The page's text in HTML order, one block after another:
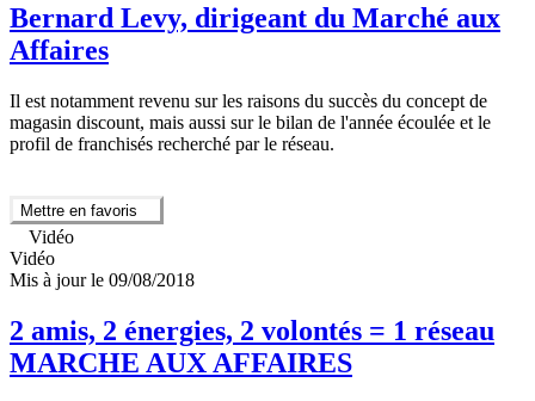
Bernard Levy, dirigeant du Marché aux
Affaires
Il est notamment revenu sur les raisons du succès du concept de
magasin discount, mais aussi sur le bilan de l'année écoulée et le
profil de franchisés recherché par le réseau.
Mettre en favoris
Vidéo
Vidéo
Mis à jour le 09/08/2018
2 amis, 2 énergies, 2 volontés = 1 réseau
MARCHE AUX AFFAIRES